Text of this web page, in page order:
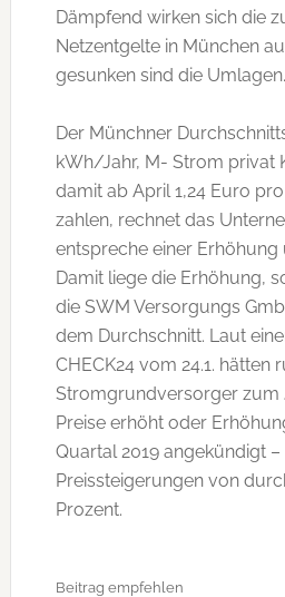
Dämpfend wirken sich die
Netzentgelte in München
gesunken sind die Umlagen.
Der Münchner
kWh/Jahr, M- Strom privat
damit ab April 1,24 Euro
zahlen, rechnet das
entspreche einer Erhöhung
Damit liege die Erhöhung,
die SWM Versorgungs
dem Durchschnitt. Laut
CHECK24 vom 24.1. hätten
Stromgrundversorger zum
Preise erhöht oder
Quartal 2019 angekündigt –
Preissteigerungen von
Prozent.
Beitrag empfehlen